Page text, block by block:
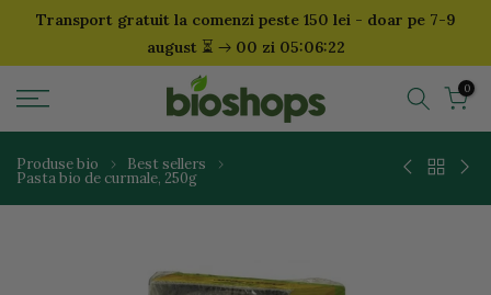
SariTransport gratuit la comenzi peste 150 lei - doar pe 7-9
august ⏳ 00 zi 05:06:21
0
Produse bio Best sellers
Pasta bio de curmale, 250g